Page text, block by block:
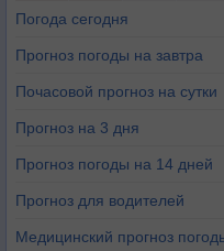
Погода сегодня
Прогноз погоды на завтра
Почасовой прогноз на сутки
Прогноз на 3 дня
Прогноз погоды на 14 дней
Прогноз для водителей
Медицинский прогноз